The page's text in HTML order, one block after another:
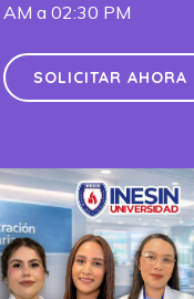
AM a 02:30 PM
SOLICITAR AHORA